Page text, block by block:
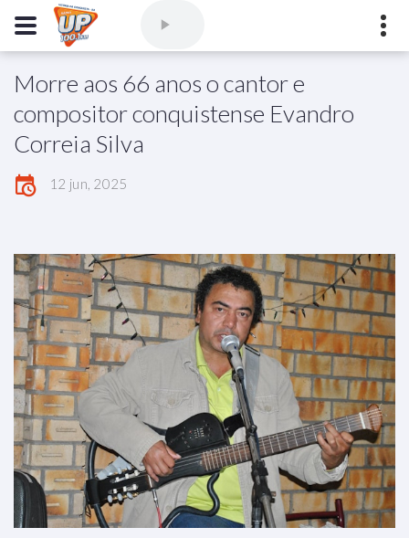
Comercial(77) 3421-3710
Ouvintes
(77) 3424-1001
Morre aos 66 anos o cantor e
compositor conquistense Evandro
Correia Silva
12 jun, 2025